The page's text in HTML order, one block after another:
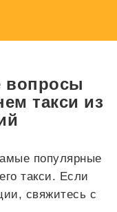
вопросы
такси из
популярные
такси. Если
свяжитесь с